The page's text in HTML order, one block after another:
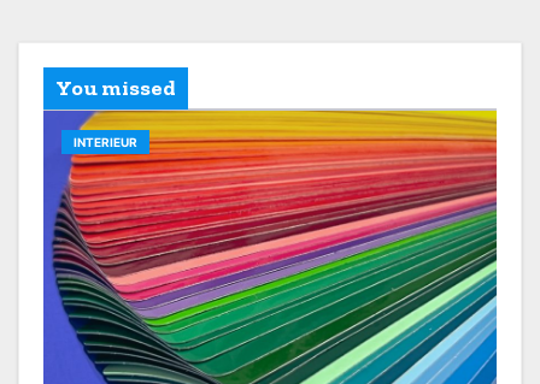
You missed
INTERIEUR